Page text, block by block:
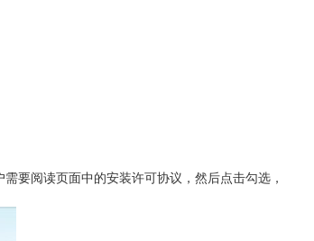
要阅读页面中的安装许可协议，然后点击勾选，